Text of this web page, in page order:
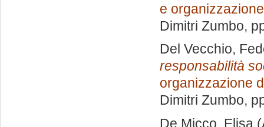
e
Dimitri Zumbo,
Del Vecchio,
responsabilità
organizzazione
Dimitri Zumbo,
De Micco, Elisa